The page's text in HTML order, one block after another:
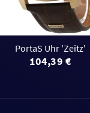
PortaS Uhr 'Zeitz'
104,39 €